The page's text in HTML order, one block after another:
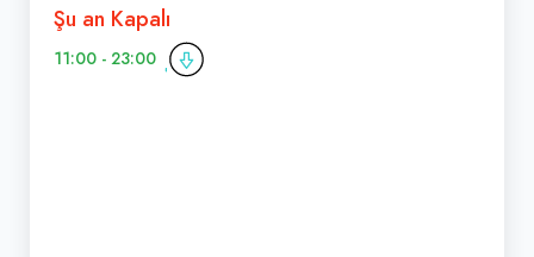
Şu an Kapalı
11:00 - 23:00